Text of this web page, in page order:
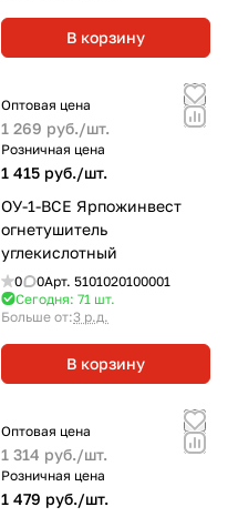
В корзину
Оптовая цена
1 269 руб./шт.
Розничная цена
1 415 руб./шт.
ОУ-1-BCE Ярпожинвест
огнетушитель
углекислотный
0 0Арт. 5101020100001
Сегодня: 71 шт.
Больше от:3 р.д.
В корзину
Оптовая цена
1 314 руб./шт.
Розничная цена
1 479 руб./шт.